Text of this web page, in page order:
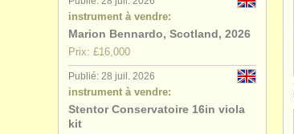
instrument à vendre:
Marion Bennardo, Scotland, 2026
Prix: £16,000
Publié: 28 juil. 2026
instrument à vendre:
Stentor Conservatoire 16in viola
kit